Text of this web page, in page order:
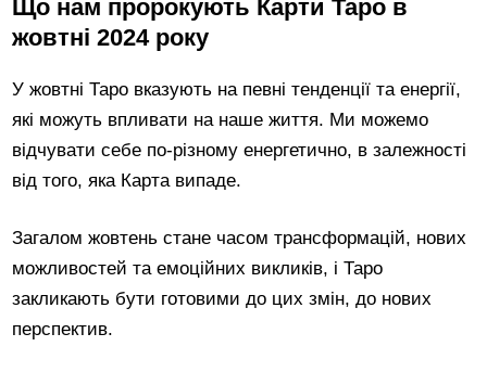
Що нам пророкують Карти Таро в
жовтні 2024 року
У жовтні Таро вказують на певні тенденції та енергії,
які можуть впливати на наше життя. Ми можемо
відчувати себе по-різному енергетично, в залежності
від того, яка Карта випаде.
Загалом жовтень стане часом трансформацій, нових
можливостей та емоційних викликів, і Таро
закликають бути готовими до цих змін, до нових
перспектив.